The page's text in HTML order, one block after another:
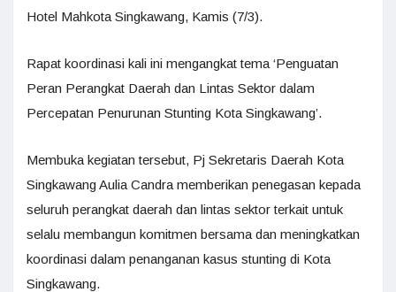
Hotel Mahkota Singkawang, Kamis (7/3).
Rapat koordinasi kali ini mengangkat tema ‘Penguatan
Peran Perangkat Daerah dan Lintas Sektor dalam
Percepatan Penurunan Stunting Kota Singkawang’.
Membuka kegiatan tersebut, Pj Sekretaris Daerah Kota
Singkawang Aulia Candra memberikan penegasan kepada
seluruh perangkat daerah dan lintas sektor terkait untuk
selalu membangun komitmen bersama dan meningkatkan
koordinasi dalam penanganan kasus stunting di Kota
Singkawang.